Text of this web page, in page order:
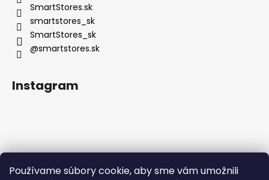
Používame súbory cookie, aby sme vám umožnili
SmartStores.sk
smartstores_sk
SmartStores_sk
@smartstores.sk
Instagram